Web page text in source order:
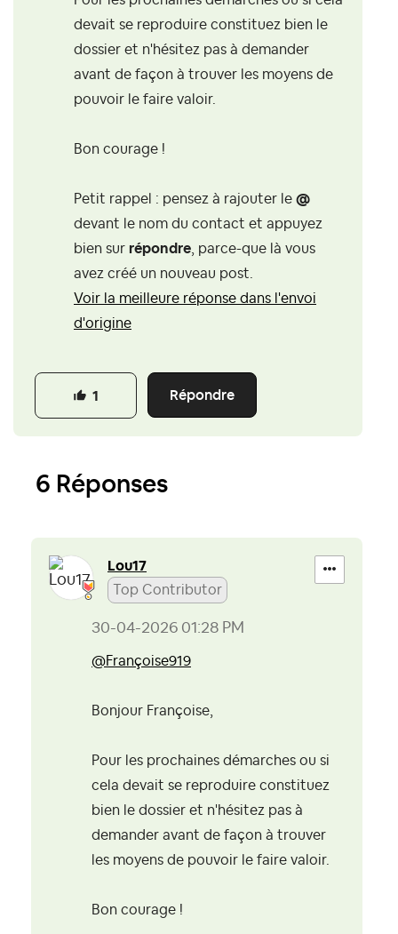
devait se reproduire constituez bien le
dossier et n'hésitez pas à demander
avant de façon à trouver les moyens de
pouvoir le faire valoir.
Bon courage !
Petit rappel : pensez à rajouter le @
devant le nom du contact et appuyez
bien sur répondre, parce-que là vous
avez créé un nouveau post.
Voir la meilleure réponse dans l'envoi
d'origine
Répondre
1
6 Réponses
Lou17
Top Contributor
‎30-04-2026 01:28 PM
@Françoise919
Bonjour Françoise,
Pour les prochaines démarches ou si
cela devait se reproduire constituez
bien le dossier et n'hésitez pas à
demander avant de façon à trouver
les moyens de pouvoir le faire valoir.
Bon courage !